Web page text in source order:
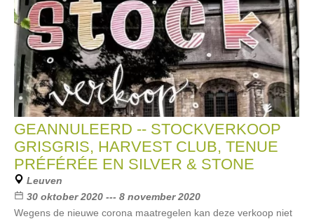
GEANNULEERD -- STOCKVERKOOP
GRISGRIS, HARVEST CLUB, TENUE
PRÉFÉRÉE EN SILVER & STONE
Leuven
30 oktober 2020 --- 8 november 2020
Wegens de nieuwe corona maatregelen kan deze verkoop niet